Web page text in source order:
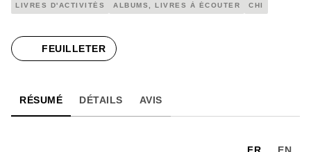
LIVRES D'ACTIVITÉS ALBUMS, LIVRES À ÉCOUTER CHI
FEUILLETER
RÉSUMÉ DÉTAILS AVIS